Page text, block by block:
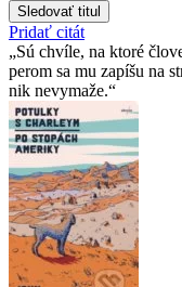
Sledovať titul
Pridať citát
Sú chvíle, na ktoré
perom sa mu zapíšu na
nik nevymaže.